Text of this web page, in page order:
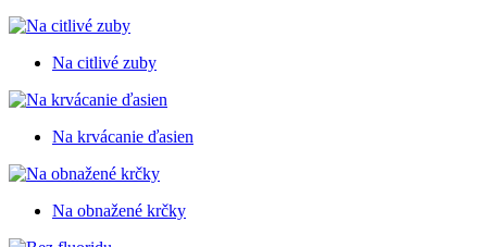
Na citlivé zuby
Na krvácanie ďasien
Na obnažené krčky